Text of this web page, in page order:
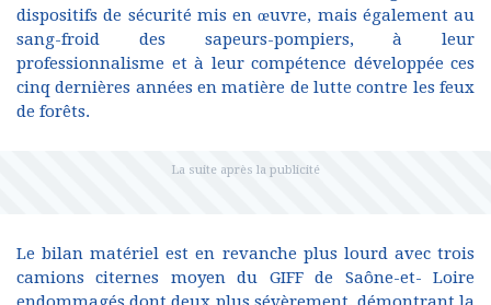
dispositifs de sécurité mis en œuvre, mais également au
sang-froid des sapeurs-pompiers, à leur
professionnalisme et à leur compétence développée ces
cinq dernières années en matière de lutte contre les feux
de forêts.
Le bilan matériel est en revanche plus lourd avec trois
camions citernes moyen du GIFF de Saône-et- Loire